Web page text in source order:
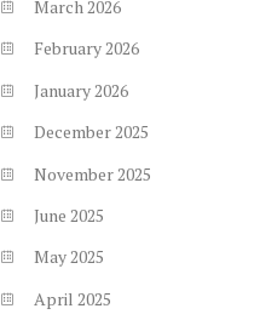
March2026
February2026
January2026
December2025
November 2025
June 2025
May2025
April 2025